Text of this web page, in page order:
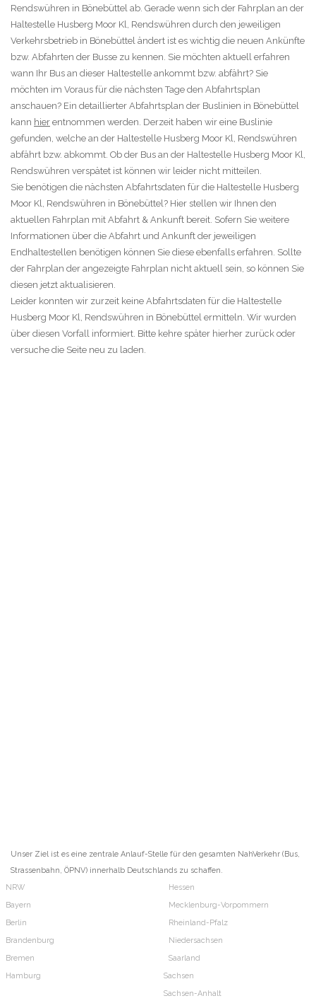
Rendswühren in Bönebüttel ab. Gerade wenn sich der Fahrplan an der
Haltestelle Husberg Moor Kl, Rendswühren durch den jeweiligen
Verkehrsbetrieb in Bönebüttel ändert ist es wichtig die neuen Ankünfte
bzw. Abfahrten der Busse zu kennen. Sie möchten aktuell erfahren
wann Ihr Bus an dieser Haltestelle ankommt bzw. abfährt? Sie
möchten im Voraus für die nächsten Tage den Abfahrtsplan
anschauen? Ein detaillierter Abfahrtsplan der Buslinien in Bönebüttel
kann hier entnommen werden. Derzeit haben wir eine Buslinie
gefunden, welche an der Haltestelle Husberg Moor Kl, Rendswühren
abfährt bzw. abkommt. Ob der Bus an der Haltestelle Husberg Moor Kl,
Rendswühren verspätet ist können wir leider nicht mitteilen.
Sie benötigen die nächsten Abfahrtsdaten für die Haltestelle Husberg
Moor Kl, Rendswühren in Bönebüttel? Hier stellen wir Ihnen den
aktuellen Fahrplan mit Abfahrt & Ankunft bereit. Sofern Sie weitere
Informationen über die Abfahrt und Ankunft der jeweiligen
Endhaltestellen benötigen können Sie diese ebenfalls erfahren. Sollte
der Fahrplan der angezeigte Fahrplan nicht aktuell sein, so können Sie
diesen jetzt aktualisieren.
Leider konnten wir zurzeit keine Abfahrtsdaten für die Haltestelle
Husberg Moor Kl, Rendswühren in Bönebüttel ermitteln. Wir wurden
über diesen Vorfall informiert. Bitte kehre später hierher zurück oder
versuche die Seite neu zu laden.
Unser Ziel ist es eine zentrale Anlauf-Stelle für den gesamten NahVerkehr (Bus,
Strassenbahn, ÖPNV) innerhalb Deutschlands zu schaffen.
NRW
Bayern
Berlin
Brandenburg
Bremen
Hamburg
Hessen
Mecklenburg-Vorpommern
Rheinland-Pfalz
Niedersachsen
Saarland
Sachsen
Sachsen-Anhalt